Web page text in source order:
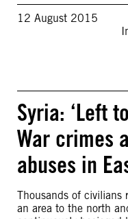
12 August 2015
Syria: ‘Left
War crimes
abuses in
Thousands of civilians
an area to the north